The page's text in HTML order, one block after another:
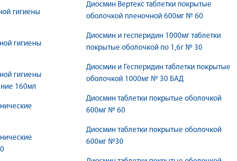
гигиены
гигиены
гигиены
160мл
Диосмин Вертекс таблетки покрытые
оболочкой пленочной 600мг № 60
Диосмин и гесперидин 1000мг таблетки
покрытые оболочкой по 1,6г № 30
Диосмин и Гесперидин таблетки покрытые
оболочкой 1000мг № 30 БАД
Диосмин таблетки покрытые оболочкой
600мг № 60
Диосмин таблетки покрытые оболочкой
600мг №30